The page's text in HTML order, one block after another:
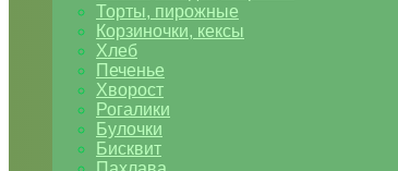
Торты, пирожные
Корзиночки, кексы
Хлеб
Печенье
Хворост
Рогалики
Булочки
Бисквит